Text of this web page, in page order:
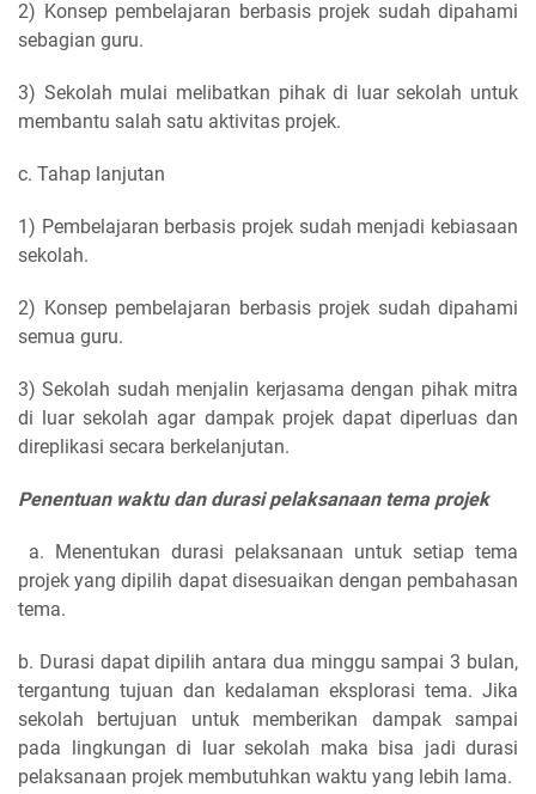
2) Konsep pembelajaran berbasis projek sudah dipahami
sebagian guru.
3) Sekolah mulai melibatkan pihak di luar sekolah untuk
membantu salah satu aktivitas projek.
c. Tahap lanjutan
1) Pembelajaran berbasis projek sudah menjadi kebiasaan
sekolah.
2) Konsep pembelajaran berbasis projek sudah dipahami
semua guru.
3) Sekolah sudah menjalin kerjasama dengan pihak mitra
di luar sekolah agar dampak projek dapat diperluas dan
direplikasi secara berkelanjutan.
Penentuan waktu dan durasi pelaksanaan tema projek
a. Menentukan durasi pelaksanaan untuk setiap tema
projek yang dipilih dapat disesuaikan dengan pembahasan
tema.
b. Durasi dapat dipilih antara dua minggu sampai 3 bulan,
tergantung tujuan dan kedalaman eksplorasi tema. Jika
sekolah bertujuan untuk memberikan dampak sampai
pada lingkungan di luar sekolah maka bisa jadi durasi
pelaksanaan projek membutuhkan waktu yang lebih lama.